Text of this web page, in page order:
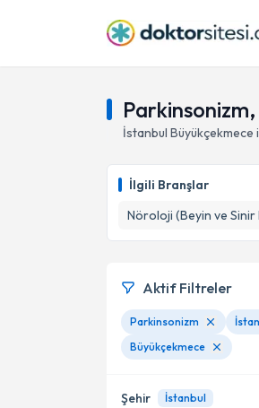
İstanbul Büyükçekmece
İlgili Branşlar
Aktif Filtreler
Parkinsonizm
Büyükçekmece
Şehir İstanbul